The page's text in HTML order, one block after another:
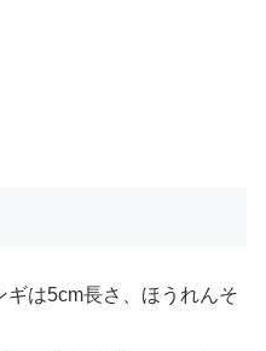
は5cm長さ、ほうれんそ